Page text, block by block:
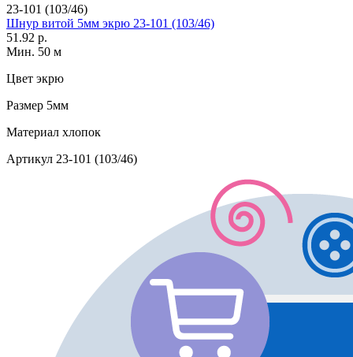
23-101 (103/46)
Шнур витой 5мм экрю 23-101 (103/46)
51.92 р.
Мин. 50 м
Цвет экрю
Размер 5мм
Материал хлопок
Артикул 23-101 (103/46)